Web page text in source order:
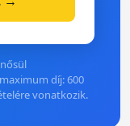
díj: 600
vonatkozik.